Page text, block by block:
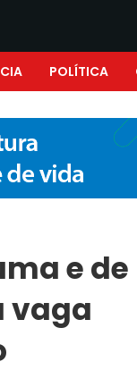
POLÍTICA
e de
vaga